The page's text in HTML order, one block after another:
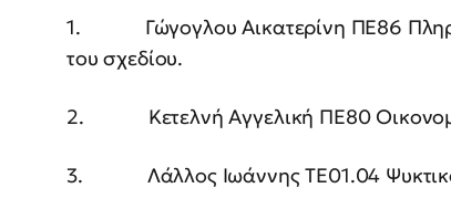
1. Γώγογλου Αικατερίνη ΠΕ86
του σχεδίου.
2. Κετελνή Αγγελική ΠΕ80
3. Λάλλος Ιωάννης ΤΕ01.04